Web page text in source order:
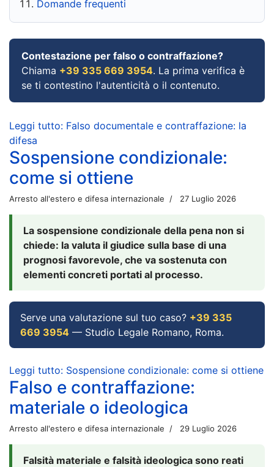
Domande frequenti
Contestazione per falso o contraffazione?
Chiama +39 335 669 3954. La prima verifica è
se ti contestino l'autenticità o il contenuto.
Leggi tutto: Falso documentale e contraffazione: la
difesa
Sospensione condizionale:
come si ottiene
Arresto all'estero e difesa internazionale 27 Luglio 2026
La sospensione condizionale della pena non si
chiede: la valuta il giudice sulla base di una
prognosi favorevole, che va sostenuta con
elementi concreti portati al processo.
Serve una valutazione sul tuo caso? +39 335
669 3954 — Studio Legale Romano, Roma.
Leggi tutto: Sospensione condizionale: come si ottiene
Falso e contraffazione:
materiale o ideologica
Arresto all'estero e difesa internazionale 29 Luglio 2026
Falsità materiale e falsità ideologica sono reati